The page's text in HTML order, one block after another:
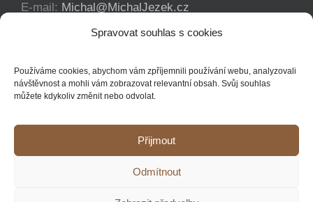
Spravovat souhlas s cookies
Používáme cookies, abychom vám zpříjemnili používání webu, analyzovali
návštěvnost a mohli vám zobrazovat relevantní obsah. Svůj souhlas
můžete kdykoliv změnit nebo odvolat.
Přijmout
Odmítnout
E-mail: Michal@MichalJezek.cz
+420 777 346 649
Copyright 2012 - 2021 Michal Ježek | Veškerá práva vyhrazena
YouTubeFacebookInstagram